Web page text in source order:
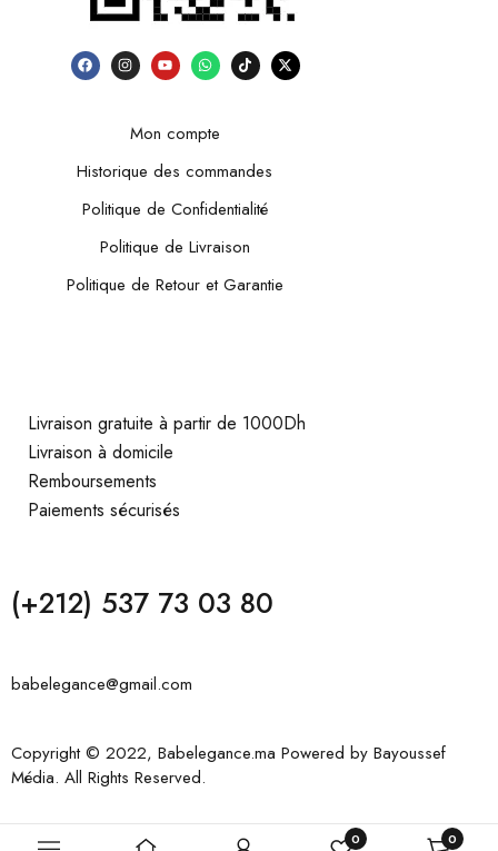
0 0
Mon compte
Historique des commandes
Politique de Confidentialité
Politique de Livraison
Politique de Retour et Garantie
Livraison gratuite à partir de 1000Dh
Livraison à domicile
Remboursements
Paiements sécurisés
(+212) 537 73 03 80
babelegance@gmail.com
Copyright © 2022, Babelegance.ma Powered by Bayoussef
Média. All Rights Reserved.